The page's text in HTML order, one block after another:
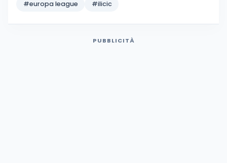
#europa league
#ilicic
PUBBLICITÀ